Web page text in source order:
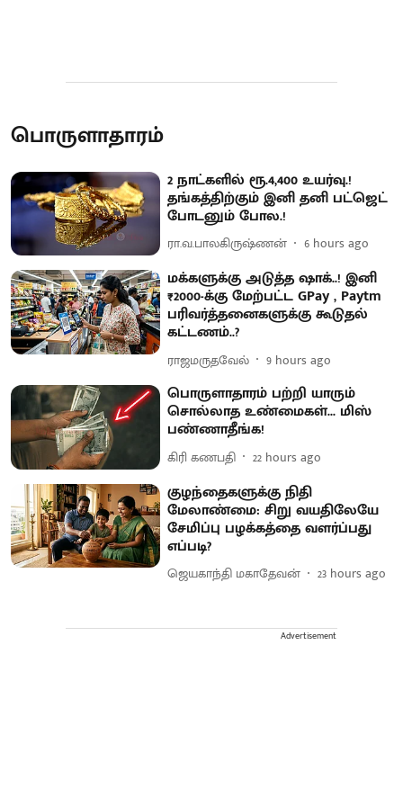
பொருளாதாரம்
2 நாட்களில் ரூ.4,400 உயர்வு.!
தங்கத்திற்கும் இனி தனி பட்ஜெட்
போடனும் போல.!
ரா.வ.பாலகிருஷ்ணன் 6 hours ago
மக்களுக்கு அடுத்த ஷாக்..! இனி
₹2000-க்கு மேற்பட்ட GPay , Paytm
பரிவர்த்தனைகளுக்கு கூடுதல்
கட்டணம்..?
ராஜமருதவேல் 9 hours ago
பொருளாதாரம் பற்றி யாரும்
சொல்லாத உண்மைகள்... மிஸ்
பண்ணாதீங்க!
கிரி கணபதி 22 hours ago
குழந்தைகளுக்கு நிதி
மேலாண்மை: சிறு வயதிலேயே
சேமிப்பு பழக்கத்தை வளர்ப்பது
எப்படி?
ஜெயகாந்தி மகாதேவன் 23 hours ago
Advertisement